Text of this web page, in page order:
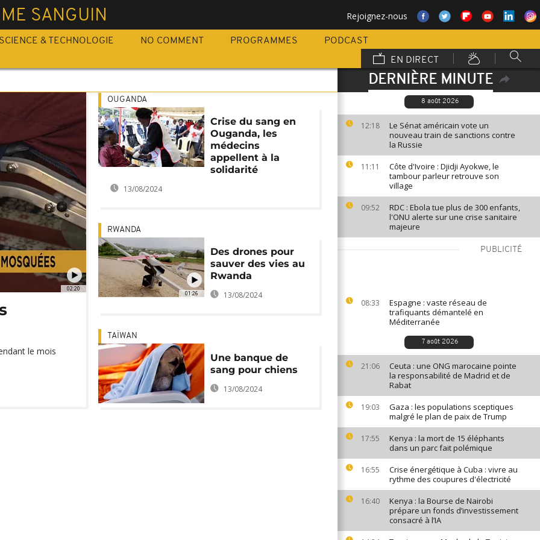
SANGUIN Rejoignez-nous
SCIENCE & TECHNOLOGIE NO COMMENT PROGRAMMES
PODCAST
EN DIRECT
DERNIÈRE MINUTE
8 août 2026
12:18
Le Sénat américain vote un
nouveau train de sanctions contre
la Russie
11:11
Côte d'Ivoire : Djidji Ayokwe, le
tambour parleur retrouve son
village
09:52
RDC : Ebola tue plus de 300 enfants,
l'ONU alerte sur une crise sanitaire
majeure
PUBLICITÉ
08:33
Espagne : vaste réseau de
trafiquants démantelé en
Méditerranée
7 août 2026
21:06
Ceuta : une ONG marocaine pointe
la responsabilité de Madrid et de
Rabat
19:03
Gaza : les populations sceptiques
malgré le plan de paix de Trump
17:55
Kenya : la mort de 15 éléphants
dans un parc fait polémique
16:55
Crise énergétique à Cuba : vivre au
rythme des coupures d'électricité
16:40
Kenya : la Bourse de Nairobi
prépare un fonds d’investissement
consacré à l’IA
02:20
le mois
OUGANDA
Crise du sang en
Ouganda, les
médecins
appellent à la
solidarité
13/08/2024
01:26
RWANDA
Des drones pour
sauver des vies au
Rwanda
13/08/2024
TAÏWAN
Une banque de
sang pour chiens
13/08/2024